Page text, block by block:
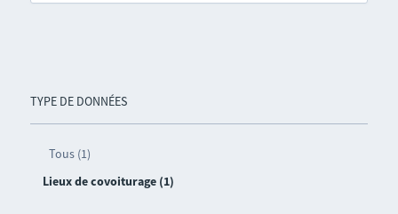
TYPE DE DONNÉES
Tous (1)
Lieux de covoiturage (1)